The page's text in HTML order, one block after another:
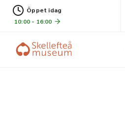
Öppet idag
10:00 - 16:00